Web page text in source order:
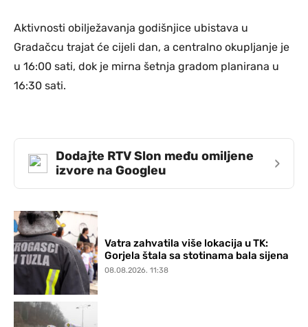
Aktivnosti obilježavanja godišnjice ubistava u
Gradačcu trajat će cijeli dan, a centralno okupljanje je
u 16:00 sati, dok je mirna šetnja gradom planirana u
16:30 sati.
Dodajte RTV Slon među omiljene
izvore na Googleu
›
Vatra zahvatila više lokacija u TK:
Gorjela štala sa stotinama bala sijena
08.08.2026. 11:38